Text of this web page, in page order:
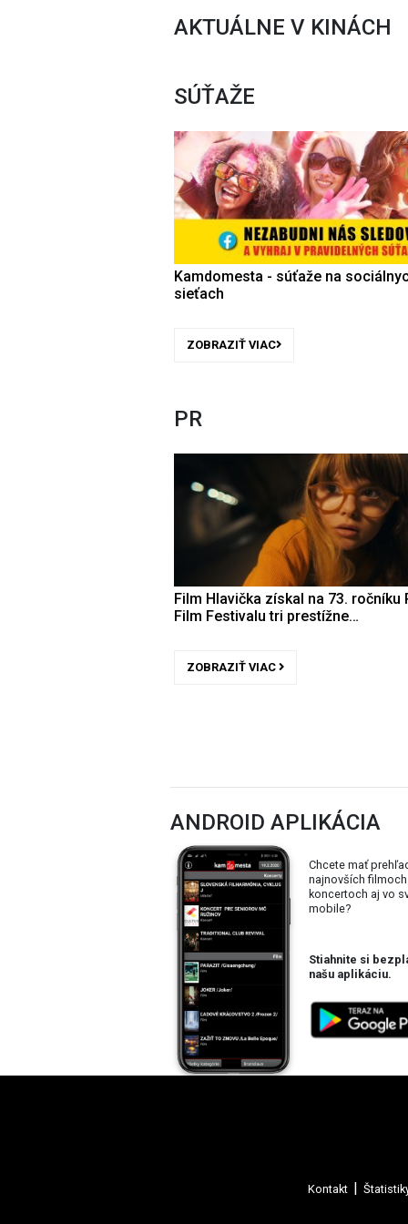
AKTUÁLNE V KINÁCH
SÚŤAŽE
Kamdomesta - súťaže na
sieťach
ZOBRAZIŤ VIAC
PR
Film Hlavička získal na 73. ročníku
Film Festivalu tri prestížne…
ZOBRAZIŤ VIAC
ANDROID APLIKÁCIA
Chcete mať
najnovších
koncertoch aj vo
mobile?
Stiahnite si
našu aplikáciu.
Kontakt